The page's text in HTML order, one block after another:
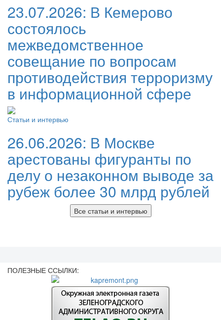
23.07.2026: В Кемерово
состоялось
межведомственное
совещание по вопросам
противодействия терроризму
в информационной сфере
Статьи и интервью
26.06.2026: В Москве
арестованы фигуранты по
делу о незаконном выводе за
рубеж более 30 млрд рублей
Все статьи и интервью
ПОЛЕЗНЫЕ ССЫЛКИ: